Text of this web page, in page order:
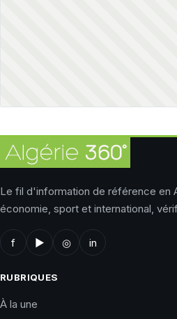
Le fil d'information de référence en
économie, sport et international,
f ▶ ◎ in
RUBRIQUES
À la une